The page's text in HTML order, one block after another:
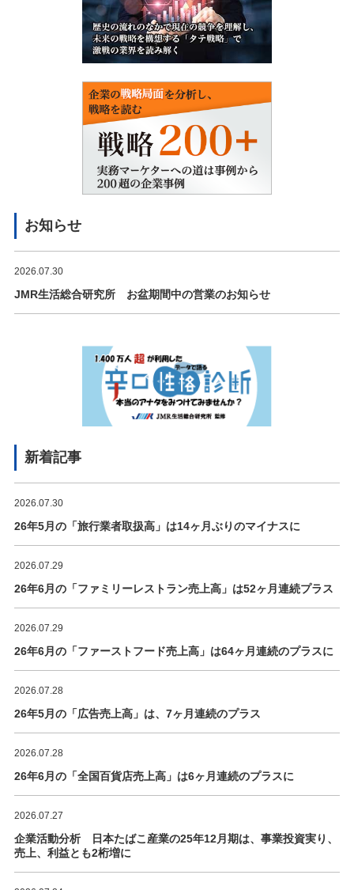
お知らせ
2026.07.30
JMR生活総合研究所 お盆期間中の営業のお知らせ
新着記事
2026.07.30
26年5月の「旅行業者取扱高」は14ヶ月ぶりのマイナスに
2026.07.29
26年6月の「ファミリーレストラン売上高」は52ヶ月連続プラス
2026.07.29
26年6月の「ファーストフード売上高」は64ヶ月連続のプラスに
2026.07.28
26年5月の「広告売上高」は、7ヶ月連続のプラス
2026.07.28
26年6月の「全国百貨店売上高」は6ヶ月連続のプラスに
2026.07.27
企業活動分析 日本たばこ産業の25年12月期は、事業投資実り、
売上、利益とも2桁増に